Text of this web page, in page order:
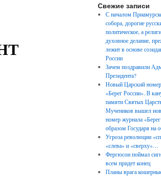
Свежие записи
С началом
собора, дорогие
политическое, а
духовное делание,
лежит в основе
России
Зачем поздравили
Президента?
Новый Царский
«Берег России». В
памяти Святых
Мучеников вышел
номер журнала
образом Государя на
Угроза революции
«слева» и «сверху»…
Фергюсон поймал
всем придет конец
Планы врага